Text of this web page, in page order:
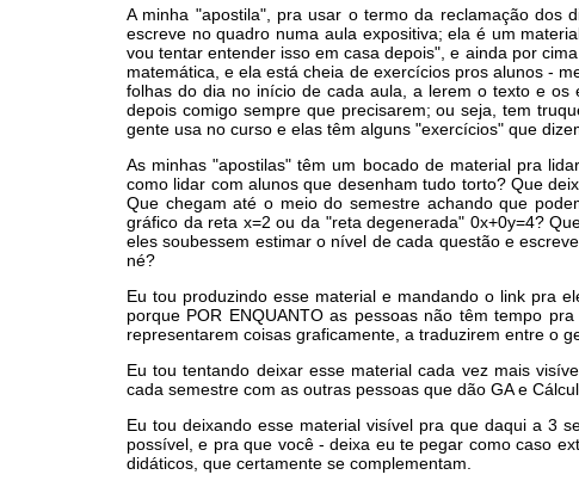
A minha "apostila", pra usar o termo da reclamação dos
escreve no quadro numa aula expositiva; ela é um
vou tentar entender isso em casa depois", e ainda por
matemática, e ela está cheia de exercícios pros alunos -
folhas do dia no início de cada aula, a lerem o texto e os
depois comigo sempre que precisarem; ou seja, tem
gente usa no curso e elas têm alguns "exercícios" que
As minhas "apostilas" têm um bocado de material pra
como lidar com alunos que desenham tudo torto? Que
Que chegam até o meio do semestre achando que
gráfico da reta x=2 ou da "reta degenerada" 0x+0y=4?
eles soubessem estimar o nível de cada questão e
né?
Eu tou produzindo esse material e mandando o link pra
porque POR ENQUANTO as pessoas não têm tempo
representarem coisas graficamente, a traduzirem entre o
Eu tou tentando deixar esse material cada vez mais
cada semestre com as outras pessoas que dão GA e
Eu tou deixando esse material visível pra que daqui a 3
possível, e pra que você - deixa eu te pegar como caso
didáticos, que certamente se complementam.